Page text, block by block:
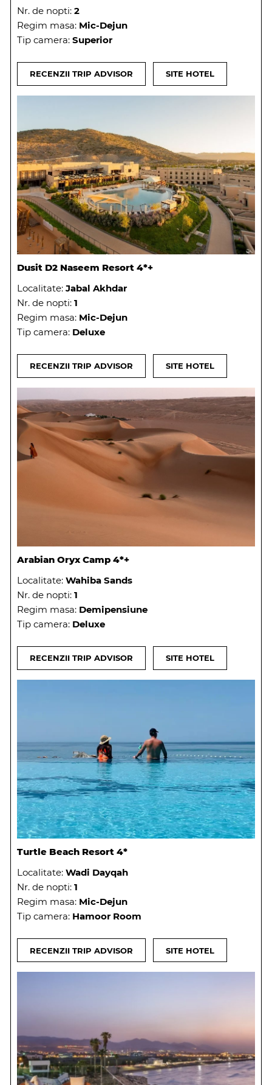
Nr. de nopti: 2
Regim masa: Mic-Dejun
Tip camera: Superior
RECENZII TRIP ADVISOR SITE HOTEL
Dusit D2 Naseem Resort 4*+
Localitate: Jabal Akhdar
Nr. de nopti: 1
Regim masa: Mic-Dejun
Tip camera: Deluxe
RECENZII TRIP ADVISOR SITE HOTEL
Arabian Oryx Camp 4*+
Localitate: Wahiba Sands
Nr. de nopti: 1
Regim masa: Demipensiune
Tip camera: Deluxe
RECENZII TRIP ADVISOR SITE HOTEL
Turtle Beach Resort 4*
Localitate: Wadi Dayqah
Nr. de nopti: 1
Regim masa: Mic-Dejun
Tip camera: Hamoor Room
RECENZII TRIP ADVISOR SITE HOTEL